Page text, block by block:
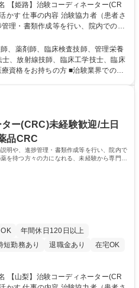
者（患者さ
理・書類作成等を行い、院内での治
薬を待つ方々の力になれる、未経験
■治験協力者（患者さ
のスケジュール調整・管理、ヒアリ
同席 ■医療従事者・依頼先への調
事の両立もしやすい環境。育休復帰
資格を活かす
、薬剤師、臨床検査技師、管理栄養
、放射線技師、臨床工学技士、臨床
資格をお持ちの方 ■治験業界での就
活躍頂けます。 【研修制度】入社後
研修を5日間受けていただき、テス
間は平均約3ヶ月ですが、個人の成長
なる方もいます。 学歴・資格
語学力： 資格：看護師 臨床検査技
ー(CRC)未経験歓迎/土日
品CRC
明や、進捗管理・書類作成等を行い、院内で
を待つ方々の力になれる、未経験から専門性
年間休日120日以上
短勤務あり 退職金あり
在宅OK